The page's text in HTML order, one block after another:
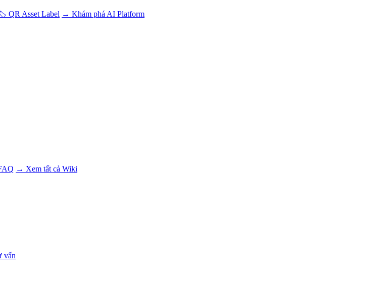
QR Asset Label → Khám phá AI Platform
→ Xem tất cả Wiki
vấn